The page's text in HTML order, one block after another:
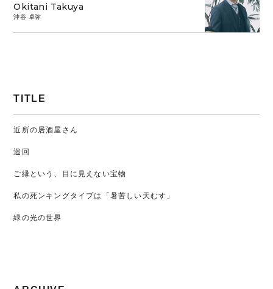
Okitani Takuya
沖谷 卓弥
TITLE
近所の居酒屋さん
巡回
ご縁という、目に見えない宝物
私の死ンキングタイプは「暑苦しい天むす」
緑の光の世界